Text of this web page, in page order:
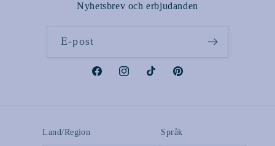
Nyhetsbrev och erbjudanden
E-post
FacebookInstagramTikTokPinterest
Land/Region Språk